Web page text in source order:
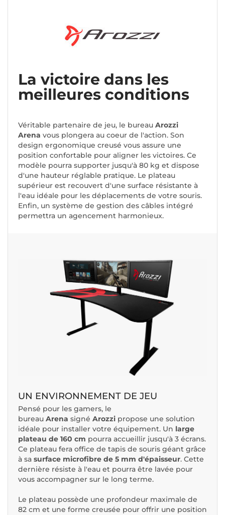
La victoire dans les
meilleures conditions
Véritable partenaire de jeu, le bureau Arozzi
Arena vous plongera au coeur de l'action. Son
design ergonomique creusé vous assure une
position confortable pour aligner les victoires. Ce
modèle pourra supporter jusqu'à 80 kg et dispose
d'une hauteur réglable pratique. Le plateau
supérieur est recouvert d'une surface résistante à
l'eau idéale pour les déplacements de votre souris.
Enfin, un système de gestion des câbles intégré
permettra un agencement harmonieux.
UN ENVIRONNEMENT DE JEU
Pensé pour les gamers, le
bureau Arena signé Arozzi propose une solution
idéale pour installer votre équipement. Un large
plateau de 160 cm pourra accueillir jusqu'à 3 écrans.
Ce plateau fera office de tapis de souris géant grâce
à sa surface microfibre de 5 mm d'épaisseur. Cette
dernière résiste à l'eau et pourra être lavée pour
vous accompagner sur le long terme.
Le plateau possède une profondeur maximale de
82 cm et une forme creusée pour offrir une position